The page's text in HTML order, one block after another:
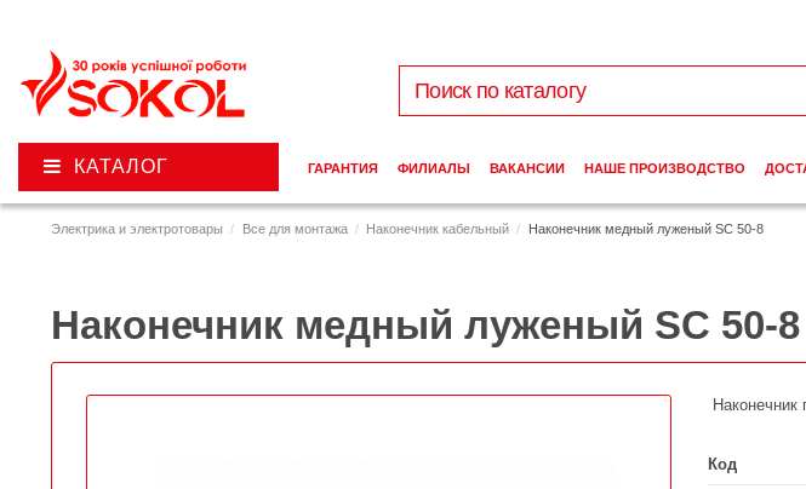
Электрика и электротовары Все для монтажа Наконечник кабельный Наконечник медный луженый SC 50-8
Наконечник медный луженый SC 50-8
Код
КАТАЛОГ ГАРАНТИЯ ФИЛИАЛЫ ВАКАНСИИ НАШЕ ПРОИЗВОДСТВО